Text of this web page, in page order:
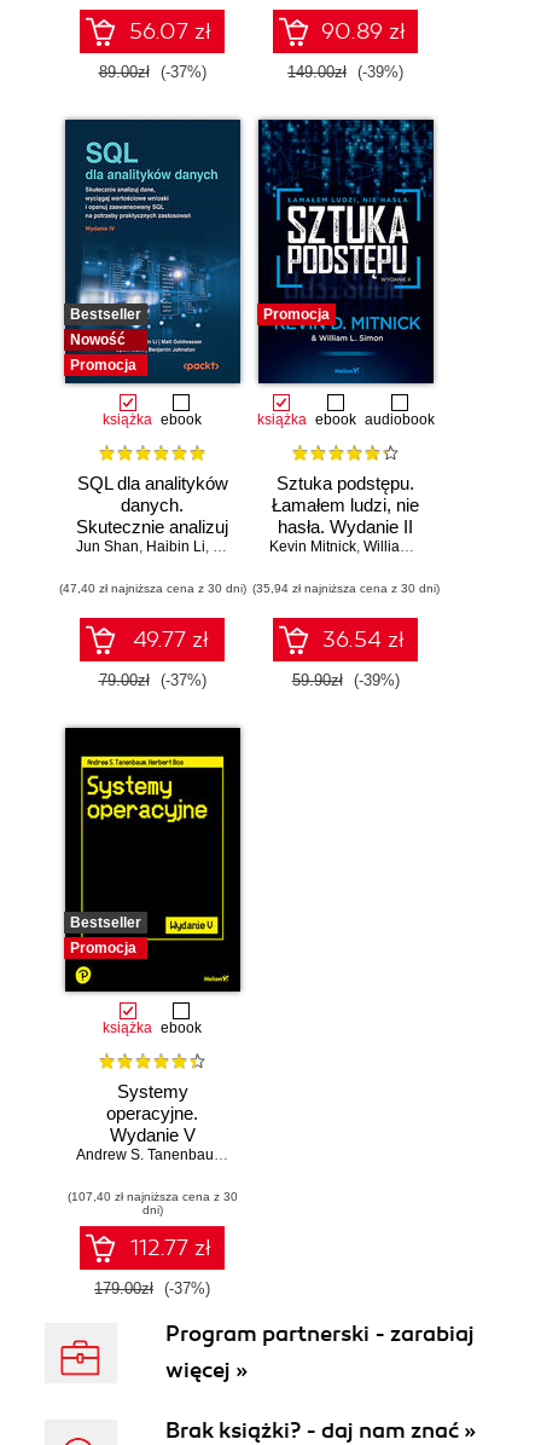
56.07 zł
89.00zł (-37%)
90.89 zł
149.00zł (-39%)
Bestseller
Nowość
Promocja
książka ebook
SQL dla analityków
danych.
Skutecznie analizuj
dane, wyciągaj
wnioski i opanuj
zaawansowany
SQL na potrzeby
praktycznych
zastosowań.
Jun Shan, Haibin Li, Matt Goldwasser,Upom Malik,
(47,40 zł najniższa cena z 30 dni)
49.77 zł
79.00zł (-37%)
Promocja
książka ebook audiobook
Sztuka podstępu.
Łamałem ludzi, nie
hasła. Wydanie II
Kevin Mitnick, William L. Simon
(35,94 zł najniższa cena z 30 dni)
36.54 zł
59.90zł (-39%)
Bestseller
Promocja
książka ebook
Systemy
operacyjne.
Wydanie V
Andrew S. Tanenbaum,
(107,40 zł najniższa cena z 30
dni)
112.77 zł
179.00zł (-37%)
Program partnerski - zarabiaj
więcej »
Brak książki? - daj nam znać »